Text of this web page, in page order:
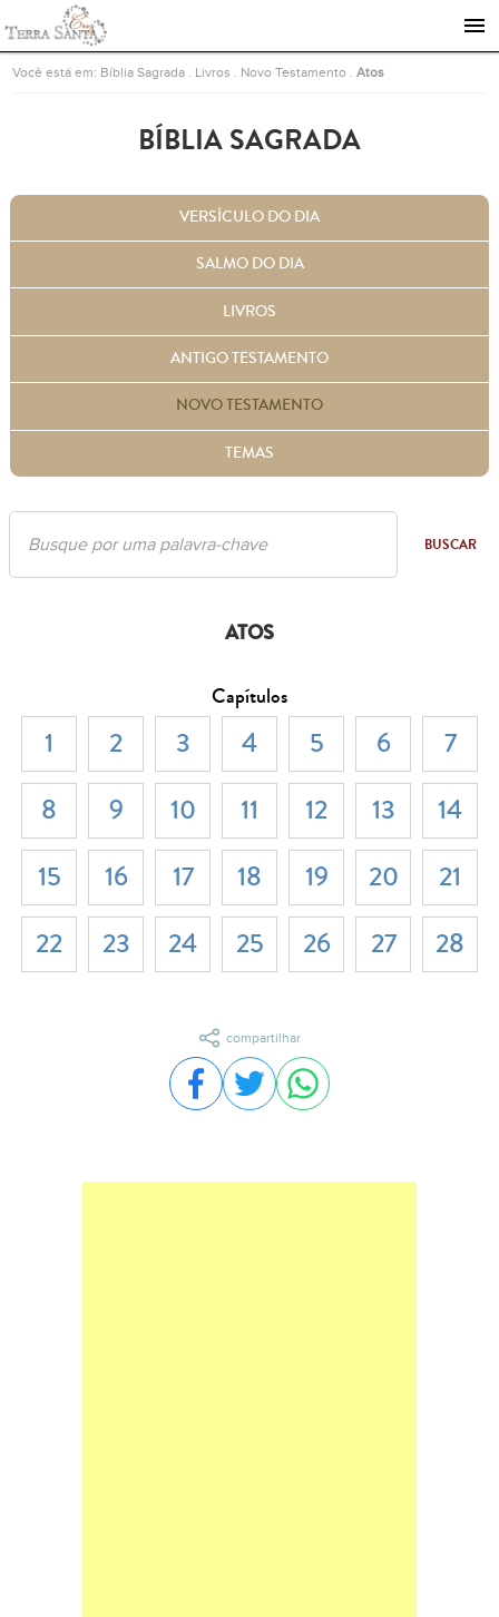
Ir para a página inicial
Você está em: Bíblia Sagrada Livros Novo Testamento .Atos
BÍBLIA SAGRADA
VERSÍCULO DO DIA
SALMO DO DIA
LIVROS
ANTIGO TESTAMENTO
NOVO TESTAMENTO
TEMAS
BUSCAR
ATOS
Capítulos
1 2 3 4 5 6
7
8
9 10 11 12 13
14
15
16 17 18 19 20
21
22
23 24 25 26 27 28
compartilhar
Compartilhar no Facebook
Compartilhar no Twitter
Compartilhar no